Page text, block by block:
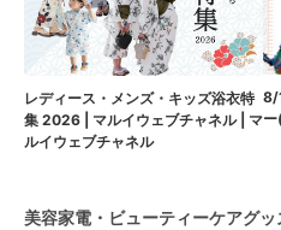
レディース・メンズ・キッズ浴衣特
集 2026 | マルイウェブチャネル | マ
ルイウェブチャネル
8/
美容家電・ビューティーケアグ